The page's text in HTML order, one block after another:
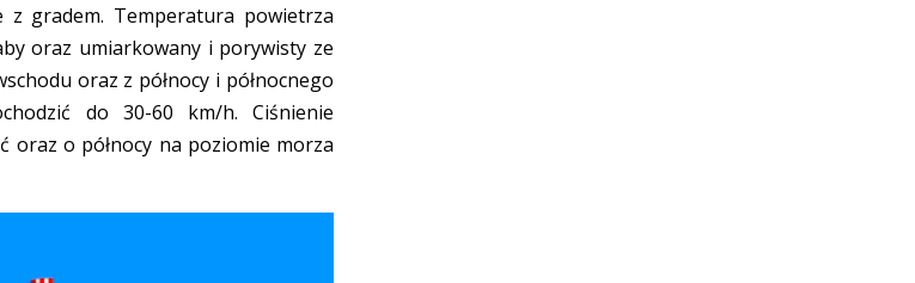
gradem. Temperatura powietrza
oraz umiarkowany i porywisty ze
oraz z północy i północnego
do 30-60 km/h. Ciśnienie
oraz o północy na poziomie morza